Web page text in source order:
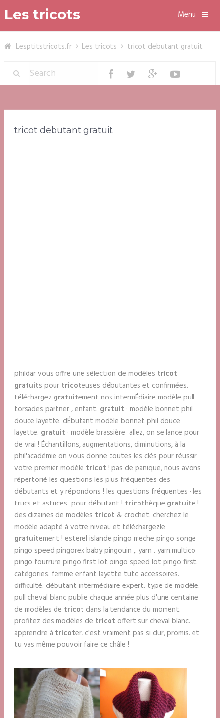
Les tricots Menu
Lesptitstricots.fr Les tricots tricot debutant gratuit
tricot debutant gratuit
phildar vous offre une sélection de modèles tricot
gratuits pour tricoteuses débutantes et confirmées.
téléchargez gratuitement nos intermÉdiaire modèle pull
torsades partner , enfant. gratuit · modèle bonnet phil
douce layette. dÉbutant modèle bonnet phil douce
layette. gratuit · modèle brassière allez, on se lance pour
de vrai ! Échantillons, augmentations, diminutions, à la
phil'académie on vous donne toutes les clés pour réussir
votre premier modèle tricot ! pas de panique, nous avons
répertorié les questions les plus fréquentes des
débutants et y répondons ! les questions fréquentes · les
trucs et astuces pour débutant ! tricothèque gratuite !
des dizaines de modèles tricot & crochet. cherchez le
modèle adapté à votre niveau et téléchargezle
gratuitement ! esterel islande pingo meche pingo songe
pingo speed pingorex baby pingouin ,. yarn . yarn.multico
pingo fourrure pingo first lot pingo speed lot pingo first.
catégories. femme enfant layette tuto accessoires.
difficulté. débutant intermédiaire expert. type de modèle.
pull cheval blanc publie chaque année plus d'une centaine
de modèles de tricot dans la tendance du moment.
profitez des modèles de tricot offert sur cheval blanc.
apprendre à tricoter, c'est vraiment pas si dur, promis. et
tu vas même pouvoir faire ce châle !